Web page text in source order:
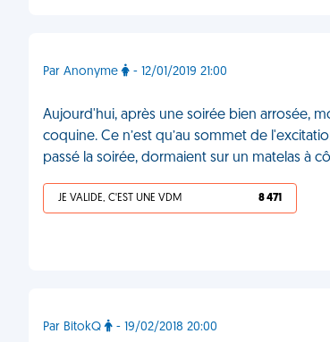
Par Anonyme - 12/01/2019 21:00
Aujourd'hui, après une soirée bien arrosée,
coquine. Ce n’est qu’au sommet de
passé la soirée, dormaient sur un matelas à
JE VALIDE, C'EST UNE VDM 8 471
Par BitokQ - 19/02/2018 20:00